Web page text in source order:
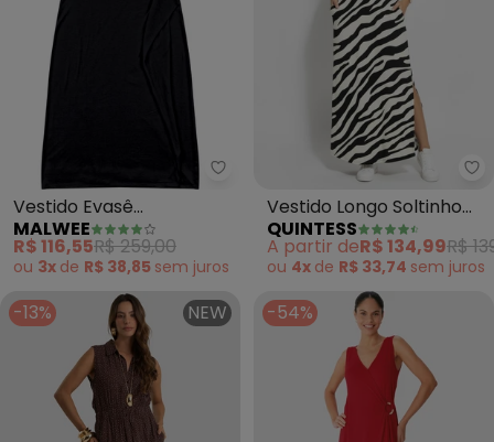
Malwee - Vestido Evasê
Vestido Evasê
Transpassado (Preto)
MALWEE
R$ 116,55R$ 259,00
ou 3x de R$ 38,85 sem juros
Vestido Longo Soltinho
com Fenda (Zebra)
QUINTESS
A partir deR$ 134,99R$
ou 4x de R$ 33,74 sem juros
-13% NEW -54%